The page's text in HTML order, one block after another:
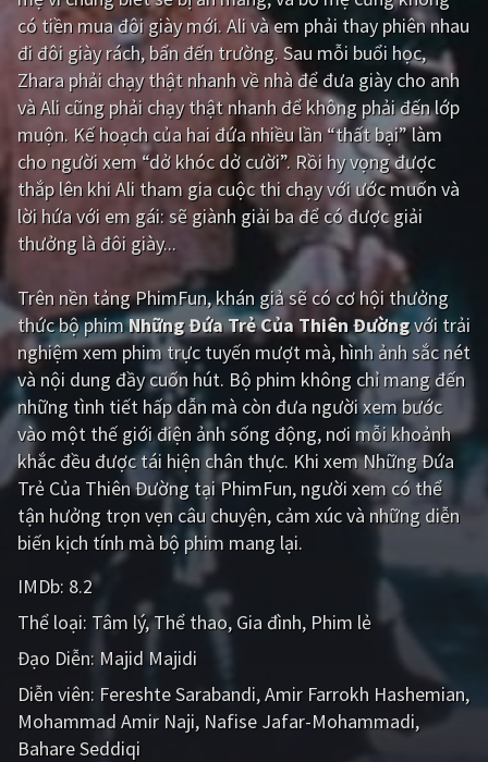
Giật gân Gia đình
Bí ẩn Lịch sử
Viễn Tây Tiểu sử
GameShow DramaTV
QUỐC GIA
Trung Quốc - Hồng Kông
Hàn Quốc Nhật Bản
Ấn Độ Việt Nam
Tổng hợp
CẬP NHẬT
PHIM MỚI
PHIM BỘ
PHIM LẺ
PHIM CHIẾU RẠP
TUYỂN TẬP PHIM
BLOG
có tiền mua đôi giày mới. Ali và em phải thay phiên nhau
đi đôi giày rách, bẩn đến trường. Sau mỗi buổi học,
Zhara phải chạy thật nhanh về nhà để đưa giày cho anh
và Ali cũng phải chạy thật nhanh để không phải đến lớp
muộn. Kế hoạch của hai đứa nhiều lần “thất bại” làm
cho người xem “dở khóc dở cười”. Rồi hy vọng được
thắp lên khi Ali tham gia cuộc thi chạy với ước muốn và
lời hứa với em gái: sẽ giành giải ba để có được giải
thưởng là đôi giày...
Trên nền tảngPhimFun, khán giả sẽ có cơ hội thưởng
thức bộ phimNhững Đứa Trẻ Của Thiên Đườngvới trải
nghiệm xem phim trực tuyến mượt mà, hình ảnh sắc nét
và nội dung đầy cuốn hút. Bộ phim không chỉ mang đến
những tình tiết hấp dẫn mà còn đưa người xem bước
vào một thế giới điện ảnh sống động, nơi mỗi khoảnh
khắc đều được tái hiện chân thực. Khi xem Những Đứa
Trẻ Của Thiên Đường tại PhimFun, người xem có thể
tận hưởng trọn vẹn câu chuyện, cảm xúc và những diễn
biến kịch tính mà bộ phim mang lại.
IMDb: 8.2
Thể loại: Tâm lý Thể thao Gia đình Phim lẻ
Đạo Diễn: Majid Majidi
Diễn viên: Fereshte Sarabandi Amir Farrokh Hashemian
Mohammad Amir Naji Nafise Jafar-Mohammadi
Bahare Seddiqi